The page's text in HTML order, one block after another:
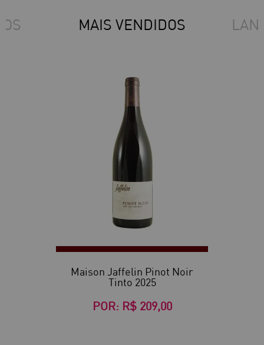
MAIS VENDIDOS
Maison Jaffelin Pinot Noir
Tinto 2025
POR: R$ 209,00